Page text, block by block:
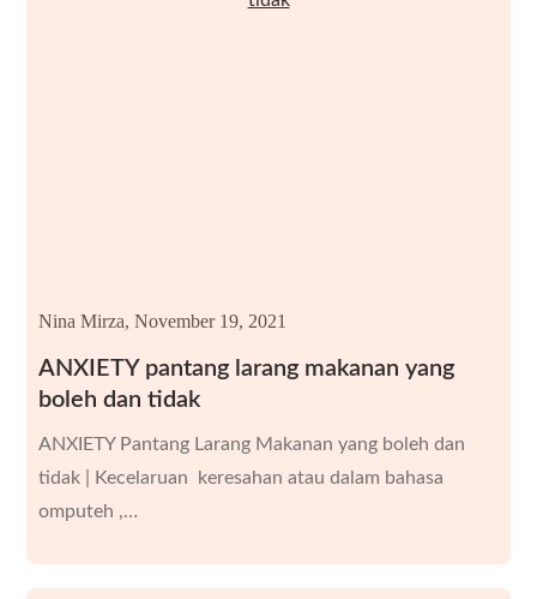
ANXIETY pantang larang makanan yang
boleh dan tidak
Nina Mirza, November 19, 2021
ANXIETY Pantang Larang Makanan yang boleh dan
tidak | Kecelaruan keresahan atau dalam bahasa
omputeh ,…